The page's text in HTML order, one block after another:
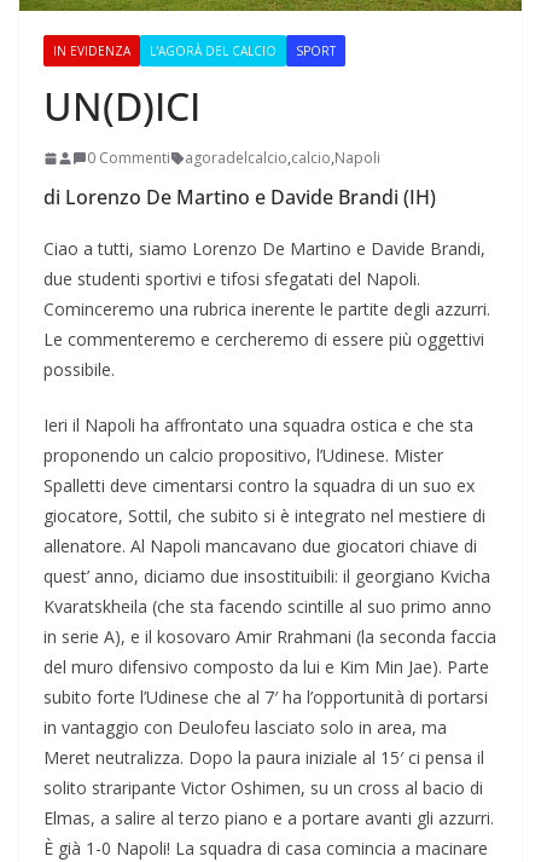
IN EVIDENZA L'AGORÀ DEL CALCIO SPORT
UN(D)ICI
0 Commenti agoradelcalcio,calcio,Napoli
di Lorenzo De Martino e Davide Brandi (IH)
Ciao a tutti, siamo Lorenzo De Martino e Davide Brandi,
due studenti sportivi e tifosi sfegatati del Napoli.
Cominceremo una rubrica inerente le partite degli azzurri.
Le commenteremo e cercheremo di essere più oggettivi
possibile.
Ieri il Napoli ha affrontato una squadra ostica e che sta
proponendo un calcio propositivo, l’Udinese. Mister
Spalletti deve cimentarsi contro la squadra di un suo ex
giocatore, Sottil, che subito si è integrato nel mestiere di
allenatore. Al Napoli mancavano due giocatori chiave di
quest’ anno, diciamo due insostituibili: il georgiano Kvicha
Kvaratskheila (che sta facendo scintille al suo primo anno
in serie A), e il kosovaro Amir Rrahmani (la seconda faccia
del muro difensivo composto da lui e Kim Min Jae). Parte
subito forte l’Udinese che al 7′ ha l’opportunità di portarsi
in vantaggio con Deulofeu lasciato solo in area, ma
Meret neutralizza. Dopo la paura iniziale al 15′ ci pensa il
solito straripante Victor Oshimen, su un cross al bacio di
Elmas, a salire al terzo piano e a portare avanti gli azzurri.
È già 1-0 Napoli! La squadra di casa comincia a macinare